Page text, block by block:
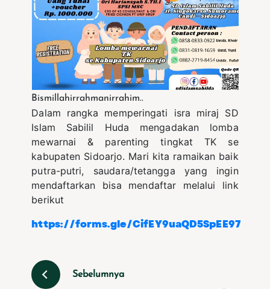
Bismillahirrahmanirrahim..
Dalam rangka memperingati isra miraj SD
Islam Sabilil Huda mengadakan lomba
mewarnai & parenting tingkat TK se
kabupaten Sidoarjo. Mari kita ramaikan baik
putra-putri, saudara/tetangga yang ingin
mendaftarkan bisa mendaftar melalui link
berikut
https://forms.gle/CifEY9uaQD5SpEE97
Sebelumnya